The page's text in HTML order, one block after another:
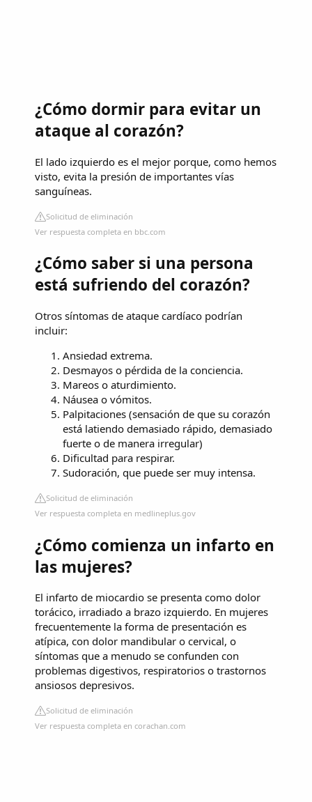
¿Cómo dormir para evitar un
ataque al corazón?
El lado izquierdo es el mejor porque, como hemos
visto, evita la presión de importantes vías
sanguíneas.
Solicitud de eliminación
Ver respuesta completa en bbc.com
¿Cómo saber si una persona
está sufriendo del corazón?
Otros síntomas de ataque cardíaco podrían
incluir:
Ansiedad extrema.
Desmayos o pérdida de la conciencia.
Mareos o aturdimiento.
Náusea o vómitos.
Palpitaciones (sensación de que su corazón
está latiendo demasiado rápido, demasiado
fuerte o de manera irregular)
Dificultad para respirar.
Sudoración, que puede ser muy intensa.
Solicitud de eliminación
Ver respuesta completa en medlineplus.gov
¿Cómo comienza un infarto en
las mujeres?
El infarto de miocardio se presenta como dolor
torácico, irradiado a brazo izquierdo. En mujeres
frecuentemente la forma de presentación es
atípica, con dolor mandibular o cervical, o
síntomas que a menudo se confunden con
problemas digestivos, respiratorios o trastornos
ansiosos depresivos.
Solicitud de eliminación
Ver respuesta completa en corachan.com